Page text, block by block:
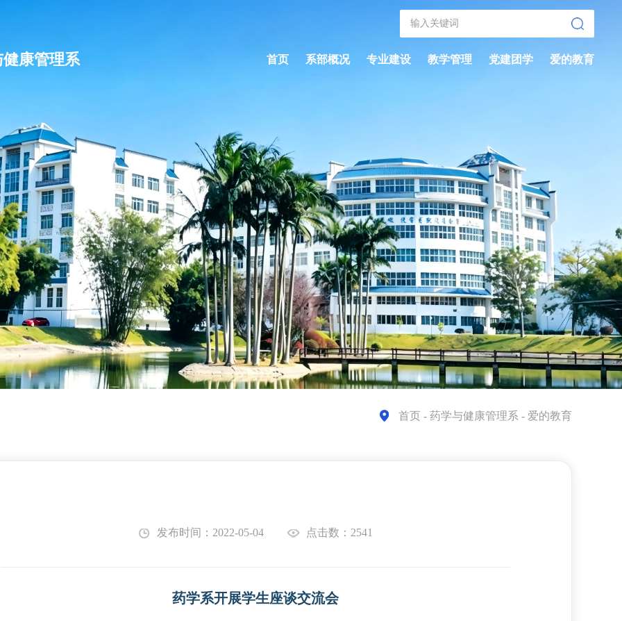
康管理系 首页 系部概况 专业建设 教学管理 党建团学 爱的教育
首页 - 药学与健康管理系 - 爱的教育
发布时间：2022-05-04 点击数：2541
药学系开展学生座谈交流会